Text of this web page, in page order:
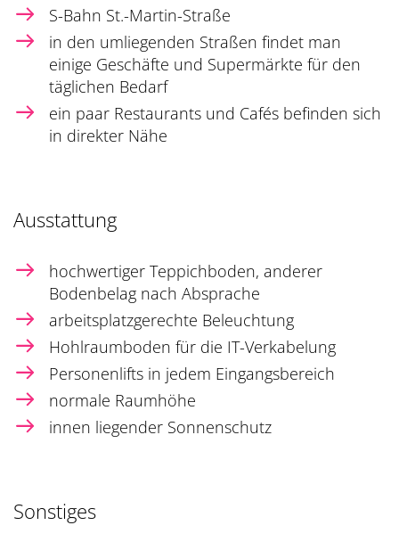
S-Bahn St.-Martin-Straße
in den umliegenden Straßen findet man
einige Geschäfte und Supermärkte für den
täglichen Bedarf
ein paar Restaurants und Cafés befinden sich
in direkter Nähe
Ausstattung
hochwertiger Teppichboden, anderer
Bodenbelag nach Absprache
arbeitsplatzgerechte Beleuchtung
Hohlraumboden für die IT-Verkabelung
Personenlifts in jedem Eingangsbereich
normale Raumhöhe
innen liegender Sonnenschutz
Sonstiges